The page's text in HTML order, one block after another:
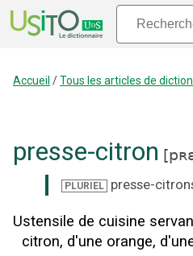
Accueil /Tous les articles de
presse-citron [
PLURIEL presse-
Ustensile de cuisine
citron, d'une orange,